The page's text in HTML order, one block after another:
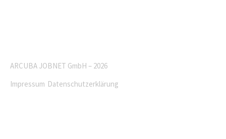
ARCUBA JOBNET GmbH – 2026
Impressum Datenschutzerklärung